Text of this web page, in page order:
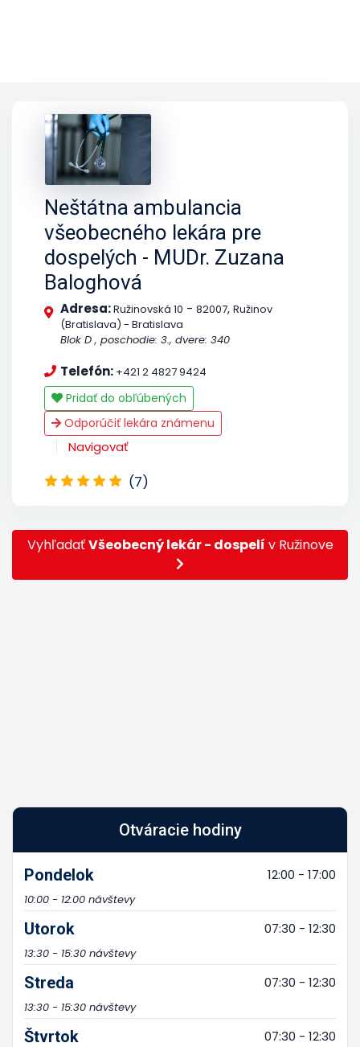
Neštátna ambulancia
všeobecného lekára pre
dospelých - MUDr. Zuzana
Baloghová
Adresa:Ružinovská 10 - 82007, Ružinov
(Bratislava) - Bratislava
Blok D , poschodie: 3., dvere: 340
Telefón: +421 2 4827 9424
Pridať do obľúbených
Odporúčiť lekára známenu
Navigovať
(7)
VyhľadaťVšeobecný lekár - dospelí v Ružinove
Otváracie hodiny
Pondelok 12:00 - 17:00
10:00 - 12:00 návštevy
Utorok 07:30 - 12:30
13:30 - 15:30 návštevy
Streda 07:30 - 12:30
13:30 - 15:30 návštevy
Štvrtok 07:30 - 12:30